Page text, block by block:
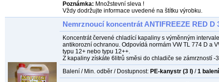
Poznámka: Množstevní sleva !
Vždy dodržujte informace uvedené na štítku výrobku.
Nemrznoucí koncentrát ANTIFREEZE RED D
Koncentrát červené chladící kapaliny s výměnným
antikorozní ochranou. Odpovídá normám VW TL 774 D a
typu 12+ nebo typu 12++.
Z kapaliny získáte 6litrů směsi do chladiče se zámrzností -
Balení / Min. odběr / Dostupnost: PE-kanystr (3 l) / 1 balení